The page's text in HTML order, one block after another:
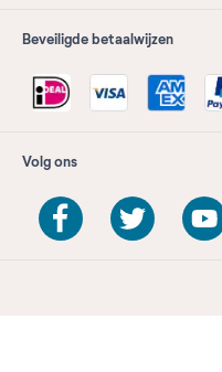
Beveiligde betaalwijzen
Volg ons